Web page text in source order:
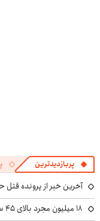
پربازدیدترین
آخرین خبر از پرونده
۱۸ میلیون مجرد بالای ۴۵ سال؟ باید نشانه‌های بحران اجتماعی را جدی گرفت